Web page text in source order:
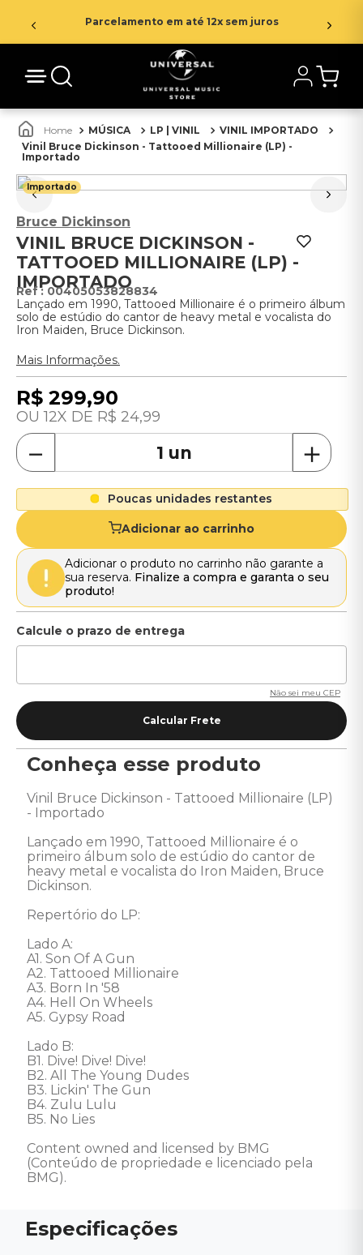
Parcelamento em até 12x sem juros
MÚSICA LP | VINIL
VINIL IMPORTADO
Vinil Bruce Dickinson - Tattooed Millionaire (LP) -
Importado
Importado
Bruce Dickinson
VINIL BRUCE DICKINSON -
TATTOOED MILLIONAIRE (LP) -
IMPORTADO
: 00405053828834
Lançado em 1990, Tattooed Millionaire é o primeiro álbum
solo de estúdio do cantor de heavy metal e vocalista do
Iron Maiden, Bruce Dickinson.
Mais Informações.
R$ 299,90
12 R$ 24,99
＋
－
Poucas unidades restantes
Adicionar ao carrinho
Adicionar o produto no carrinho não garante a
sua reserva. Finalize a compra e garanta o seu
produto!
Não sei meu CEP
Conheça esse produto
Vinil Bruce Dickinson - Tattooed Millionaire (LP)
- Importado
Lançado em 1990, Tattooed Millionaire é o
primeiro álbum solo de estúdio do cantor de
heavy metal e vocalista do Iron Maiden, Bruce
Dickinson.
Repertório do LP:
Lado A:
A1. Son Of A Gun
A2. Tattooed Millionaire
A3. Born In '58
A4. Hell On Wheels
A5. Gypsy Road
Lado B:
B1. Dive! Dive! Dive!
B2. All The Young Dudes
B3. Lickin' The Gun
B4. Zulu Lulu
B5. No Lies
Content owned and licensed by BMG
(Conteúdo de propriedade e licenciado pela
BMG).